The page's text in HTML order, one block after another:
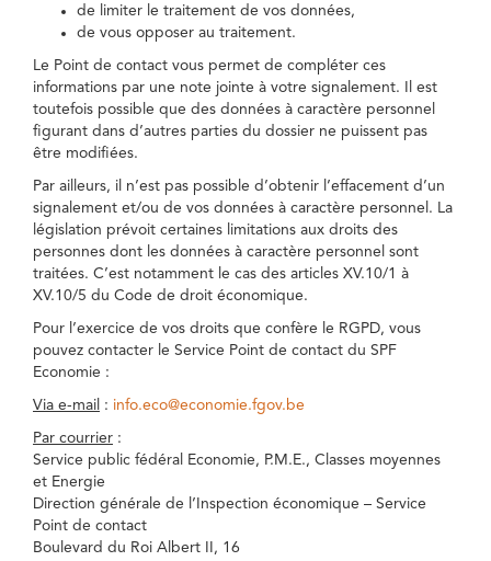
de limiter le traitement de vos données,
de vous opposer au traitement.
Le Point de contact vous permet de compléter ces
informations par une note jointe à votre signalement. Il est
toutefois possible que des données à caractère personnel
figurant dans d’autres parties du dossier ne puissent pas
être modifiées.
Par ailleurs, il n’est pas possible d’obtenir l’effacement d’un
signalement et/ou de vos données à caractère personnel. La
législation prévoit certaines limitations aux droits des
personnes dont les données à caractère personnel sont
traitées. C’est notamment le cas des articles XV.10/1 à
XV.10/5 du Code de droit économique.
Pour l’exercice de vos droits que confère le RGPD, vous
pouvez contacter le Service Point de contact du SPF
Economie :
Via e-mail : info.eco@economie.fgov.be
Par courrier :
Service public fédéral Economie, P.M.E., Classes moyennes
et Energie
Direction générale de l’Inspection économique – Service
Point de contact
Boulevard du Roi Albert II, 16